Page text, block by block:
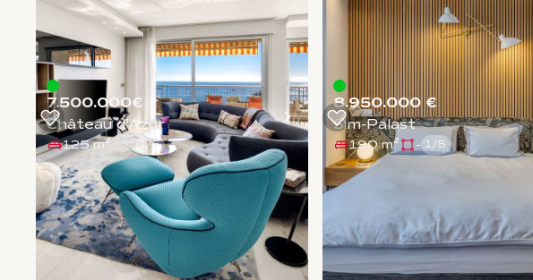
7.500.000€
Château d'Azur
125 m² 1/5
8.950.000 €
Sim-Palast
190 m² - 1/5